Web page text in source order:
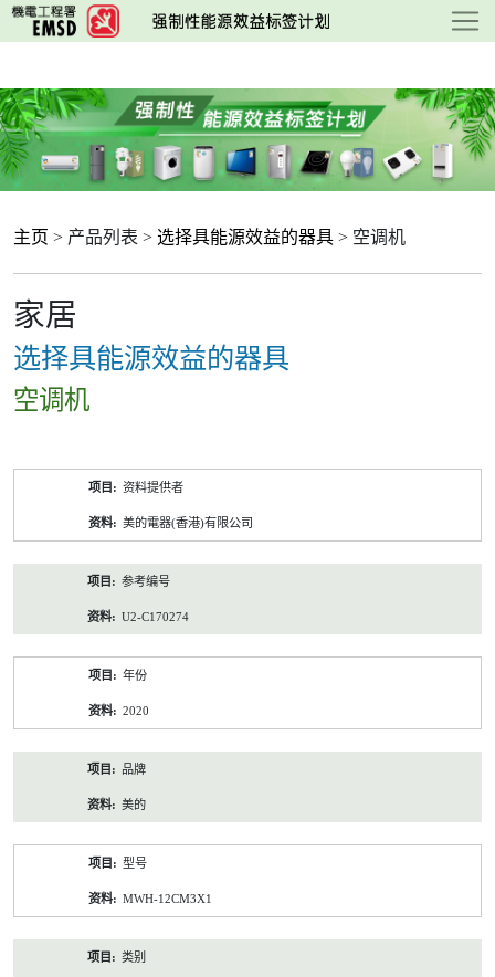
跳
至
要
内
容
主页 > 产品列表 > 选择具能源效益的器具 > 空调机
家居
选择具能源效益的器具
空调机
资料提供者
美的電器(香港)有限公司
参考编号
U2-C170274
年份
2020
品牌
美的
型号
MWH-12CM3X1
类别